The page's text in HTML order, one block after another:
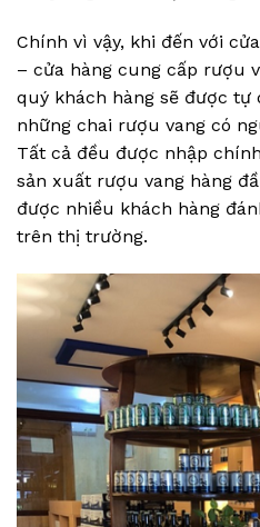
Chính vì vậy, khi đến với
– cửa hàng cung cấp rượu
quý khách hàng sẽ được tự
những chai rượu vang có
Tất cả đều được nhập
sản xuất rượu vang hàng
được nhiều khách hàng
trên thị trường.